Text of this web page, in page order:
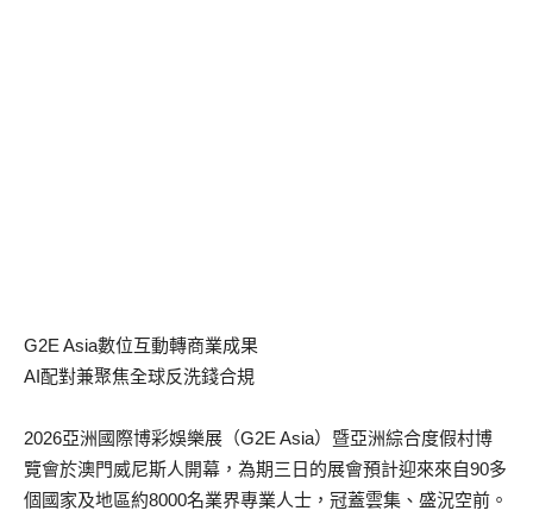
G2E Asia數位互動轉商業成果
AI配對兼聚焦全球反洗錢合規
2026亞洲國際博彩娛樂展（G2E Asia）暨亞洲綜合度假村博
覽會於澳門威尼斯人開幕，為期三日的展會預計迎來來自90多
個國家及地區約8000名業界專業人士，冠蓋雲集、盛況空前。